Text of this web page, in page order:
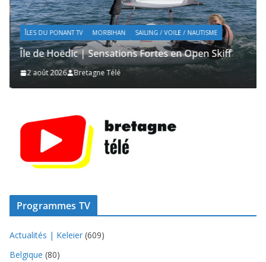
ÎLES DU PONANT TV MORBIHAN SAILING / VOILE / NAUTISME
Île de Hoëdic | Sensations Fortes en Open Skiff
2 août 2026 Bretagne Télé
Programmes TV
Actualités | Keleier (609)
Belgique (80)